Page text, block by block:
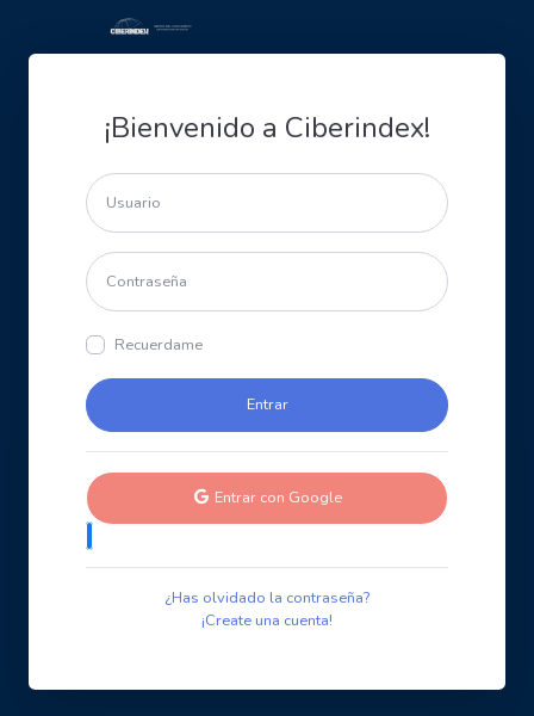
¡Bienvenido a Ciberindex!
Recuerdame
Entrar con Google
¿Has olvidado la contraseña?
¡Create una cuenta!